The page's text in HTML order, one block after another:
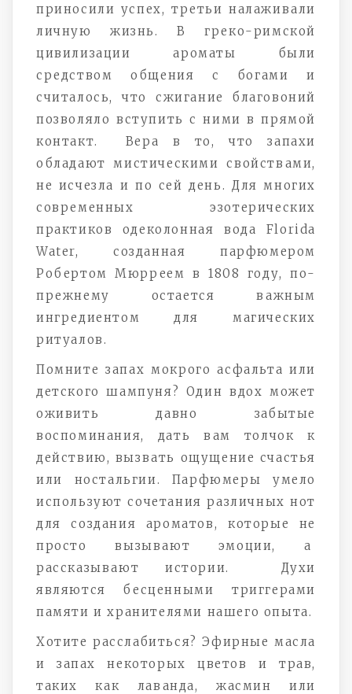
приносили успех, третьи налаживали
личную жизнь. В греко-римской
цивилизации ароматы были
средством общения с богами и
считалось, что сжигание благовоний
позволяло вступить с ними в прямой
контакт. Вера в то, что запахи
обладают мистическими свойствами,
не исчезла и по сей день. Для многих
современных эзотерических
практиков одеколонная вода Florida
Water, созданная парфюмером
Робертом Мюрреем в 1808 году, по-
прежнему остается важным
ингредиентом для магических
ритуалов.
Помните запах мокрого асфальта или
детского шампуня? Один вдох может
оживить давно забытые
воспоминания, дать вам толчок к
действию, вызвать ощущение счастья
или ностальгии. Парфюмеры умело
используют сочетания различных нот
для создания ароматов, которые не
просто вызывают эмоции, а
рассказывают истории. Духи
являются бесценными триггерами
памяти и хранителями нашего опыта.
Хотите расслабиться? Эфирные масла
и запах некоторых цветов и трав,
таких как лаванда, жасмин или